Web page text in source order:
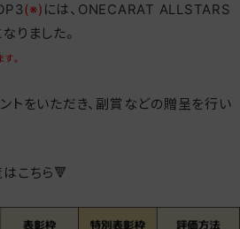
(※) には、ONECARAT ALLSTARS
りました。
。
トをいただき、副賞などの贈呈を行い
こちら🔻